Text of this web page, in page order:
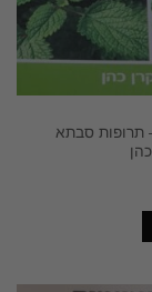
תרופות סבתא